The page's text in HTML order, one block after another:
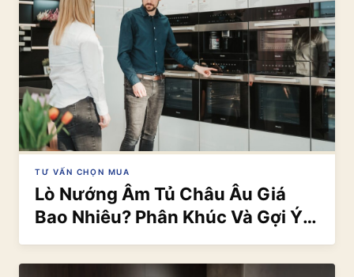
TƯ VẤN CHỌN MUA
Lò Nướng Âm Tủ Châu Âu Giá
Bao Nhiêu? Phân Khúc Và Gợi Ý
2026